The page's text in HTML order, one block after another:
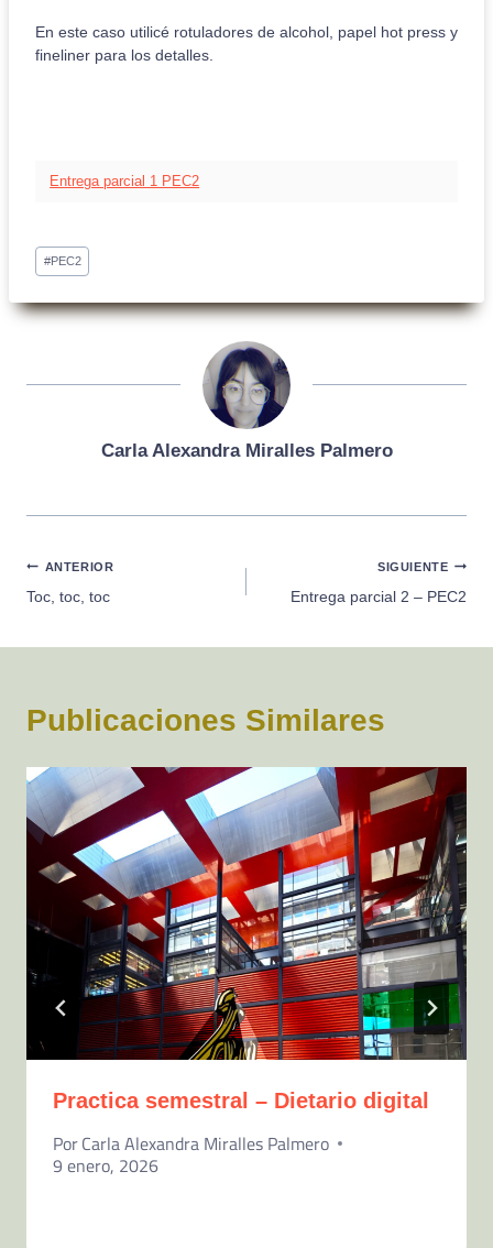
En este caso utilicé rotuladores de alcohol, papel hot press y
fineliner para los detalles.
Entrega parcial 1 PEC2
Etiquetas
de
entrada:
#PEC2
Carla Alexandra Miralles Palmero
Navegación
de
entradas
ANTERIOR
Toc, toc, toc
SIGUIENTE
Entrega parcial 2 – PEC2
Publicaciones Similares
Practica semestral – Dietario digital
PorCarla Alexandra Miralles Palmero
9 enero, 2026